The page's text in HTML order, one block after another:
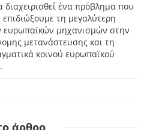
διαχειρισθεί ένα πρόβλημα που
τη μεγαλύτερη
ευρωπαϊκών μηχανισμών στην
μετανάστευσης και τη
κοινού ευρωπαϊκού
άρθρο